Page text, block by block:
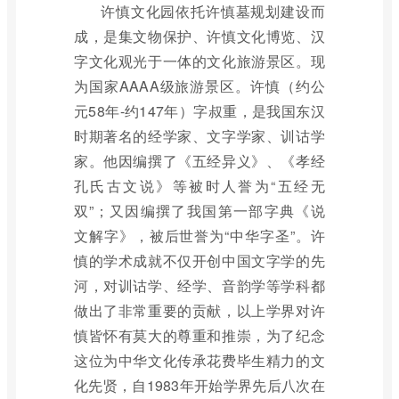
许慎文化园依托许慎墓规划建设而
成，是集文物保护、许慎文化博览、汉
字文化观光于一体的文化旅游景区。现
为国家AAAA级旅游景区。许慎（约公
元58年-约147年）字叔重，是我国东汉
时期著名的经学家、文字学家、训诂学
家。他因编撰了《五经异义》、《孝经
孔氏古文说》等被时人誉为“五经无
双”；又因编撰了我国第一部字典《说
文解字》，被后世誉为“中华字圣”。许
慎的学术成就不仅开创中国文字学的先
河，对训诂学、经学、音韵学等学科都
做出了非常重要的贡献，以上学界对许
慎皆怀有莫大的尊重和推崇，为了纪念
这位为中华文化传承花费毕生精力的文
化先贤，自1983年开始学界先后八次在